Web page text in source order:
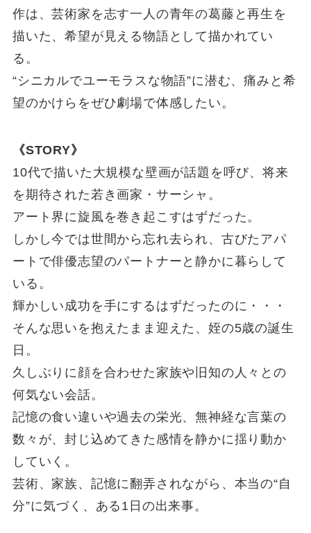
作は、芸術家を志す一人の青年の葛藤と再生を
描いた、希望が見える物語として描かれてい
る。
“シニカルでユーモラスな物語”に潜む、痛みと希
望のかけらをぜひ劇場で体感したい。
《STORY》
10代で描いた大規模な壁画が話題を呼び、将来
を期待された若き画家・サーシャ。
アート界に旋風を巻き起こすはずだった。
しかし今では世間から忘れ去られ、古びたアパ
ートで俳優志望のパートナーと静かに暮らして
いる。
輝かしい成功を手にするはずだったのに・・・
そんな思いを抱えたまま迎えた、姪の5歳の誕生
日。
久しぶりに顔を合わせた家族や旧知の人々との
何気ない会話。
記憶の食い違いや過去の栄光、無神経な言葉の
数々が、封じ込めてきた感情を静かに揺り動か
していく。
芸術、家族、記憶に翻弄されながら、本当の“自
分”に気づく、ある1日の出来事。